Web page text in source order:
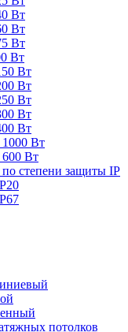
Вт
Вт
Вт
Вт
Вт
Вт
Вт
Вт
Вт
1000 Вт
600 Вт
степени защиты IP
потолков